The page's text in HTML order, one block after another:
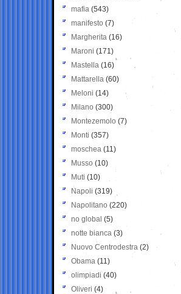
mafia (543)
manifesto (7)
Margherita (16)
Maroni (171)
Mastella (16)
Mattarella (60)
Meloni (14)
Milano (300)
Montezemolo (7)
Monti (357)
moschea (11)
Musso (10)
Muti (10)
Napoli (319)
Napolitano (220)
no global (5)
notte bianca (3)
Nuovo Centrodestra (2)
Obama (11)
olimpiadi (40)
Oliveri (4)